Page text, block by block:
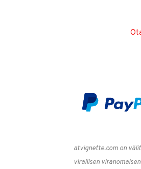
atvignette.com on
virallisen